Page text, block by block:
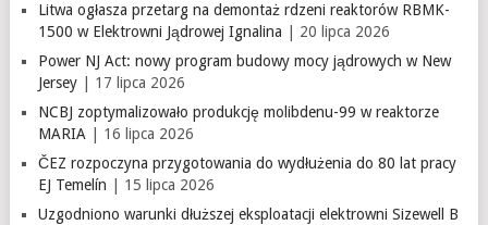
Litwa ogłasza przetarg na demontaż rdzeni reaktorów RBMK-
1500 w Elektrowni Jądrowej Ignalina | 20 lipca 2026
Power NJ Act: nowy program budowy mocy jądrowych w New
Jersey| 17 lipca 2026
NCBJ zoptymalizowało produkcję molibdenu-99 w reaktorze
MARIA| 16 lipca 2026
ČEZ rozpoczyna przygotowania do wydłużenia do 80 lat pracy
EJ Temelín | 15 lipca 2026
Uzgodniono warunki dłuższej eksploatacji elektrowni Sizewell B